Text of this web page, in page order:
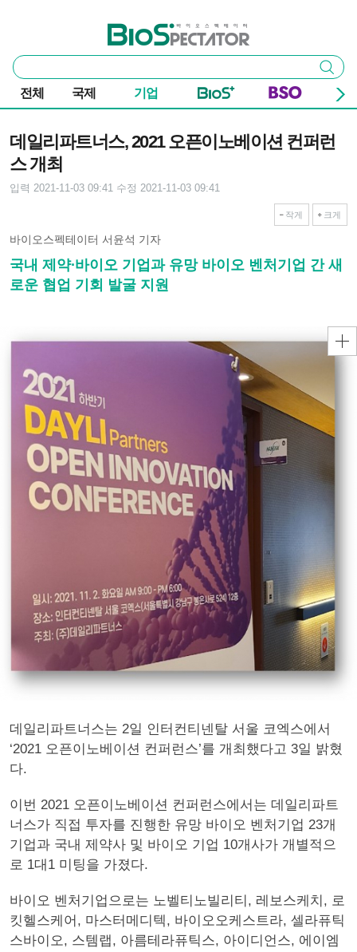
바이오스펙테이터
통
합
검
색
검색
전체 국제 기업
데일리파트너스, 2021 오픈이노베이션 컨퍼런
스 개최
입력 2021-11-03 09:41 수정 2021-11-03 09:41
작게 크게
바이오스펙테이터 서윤석 기자
국내 제약∙바이오 기업과 유망 바이오 벤처기업 간 새
로운 협업 기회 발굴 지원
데일리파트너스는 2일 인터컨티넨탈 서울 코엑스에서
‘2021 오픈이노베이션 컨퍼런스’를 개최했다고 3일 밝혔
다.
이번 2021 오픈이노베이션 컨퍼런스에서는 데일리파트
너스가 직접 투자를 진행한 유망 바이오 벤처기업 23개
기업과 국내 제약사 및 바이오 기업 10개사가 개별적으
로 1대1 미팅을 가졌다.
바이오 벤처기업으로는 노벨티노빌리티, 레보스케치, 로
킷헬스케어, 마스터메디텍, 바이오오케스트라, 셀라퓨틱
스바이오, 스템랩, 아름테라퓨틱스, 아이디언스, 에이엠